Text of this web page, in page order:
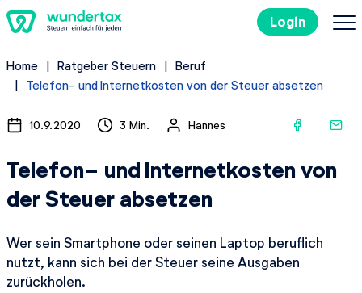
Login
So geht's
Kosten
Steuertipps
Home Ratgeber Steuern
Beruf
Telefon- und Internetkosten von der Steuer absetzen
10.9.2020 3 Min. Hannes
Telefon- und Internetkosten von
der Steuer absetzen
Wer sein Smartphone oder seinen Laptop beruflich
nutzt, kann sich bei der Steuer seine Ausgaben
zurückholen.